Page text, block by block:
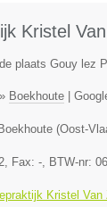
Kristel
plaats Gouy lez
Boekhoute|
Boekhoute(Oost-
, Fax: -, BTW-nr:
Kristel Van